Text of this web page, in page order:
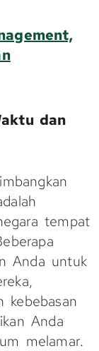
dan
tempat
Anda untuk
kebebasan
Anda
melamar.